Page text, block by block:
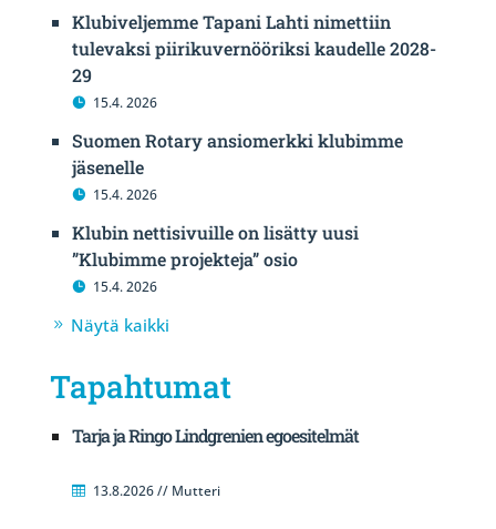
Klubiveljemme Tapani Lahti nimettiin
tulevaksi piirikuvernööriksi kaudelle 2028-
29
15.4. 2026
Suomen Rotary ansiomerkki klubimme
jäsenelle
15.4. 2026
Klubin nettisivuille on lisätty uusi
”Klubimme projekteja” osio
15.4. 2026
Näytä kaikki
Tapahtumat
Tarja ja Ringo Lindgrenien egoesitelmät
13.8.2026 // Mutteri